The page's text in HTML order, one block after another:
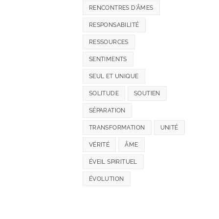
RENCONTRES D'ÂMES
RESPONSABILITÉ
RESSOURCES
SENTIMENTS
SEUL ET UNIQUE
SOLITUDE SOUTIEN
SÉPARATION
TRANSFORMATION UNITÉ
VÉRITÉ ÂME
ÉVEIL SPIRITUEL
ÉVOLUTION